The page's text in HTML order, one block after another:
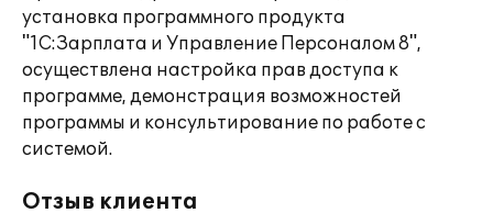
установка программного продукта
"1С:Зарплата и Управление Персоналом 8",
осуществлена настройка прав доступа к
программе, демонстрация возможностей
программы и консультирование по работе с
системой.
Отзыв клиента